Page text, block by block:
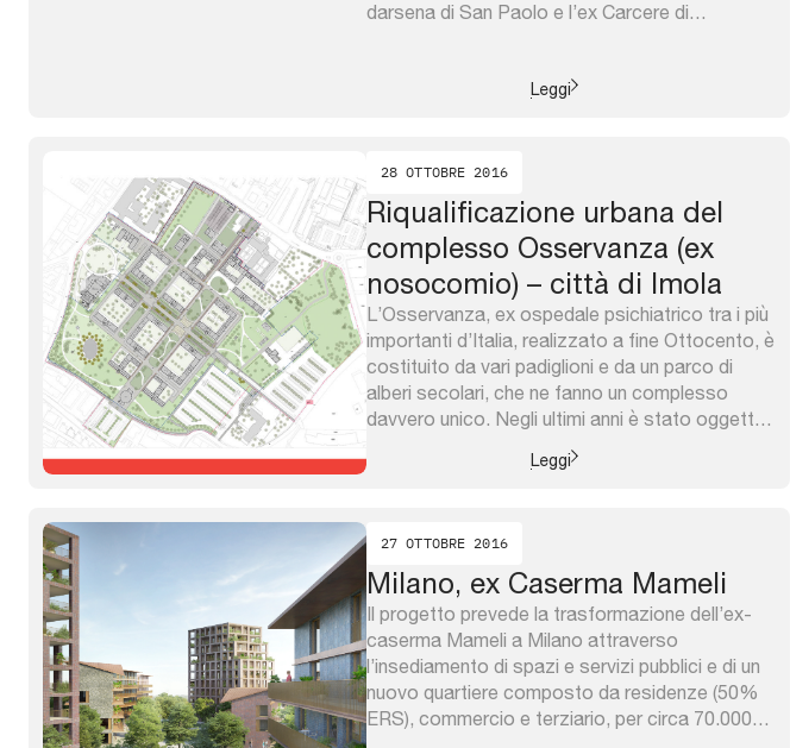
darsena di San Paolo e l’ex Carcere di
le relative connessioni al sistema delle piazze
Leggi
28 OTTOBRE 2016
Riqualificazione urbana del
complesso Osservanza (ex
nosocomio) – città di Imola
L’Osservanza, ex ospedale psichiatrico tra i più
importanti d’Italia, realizzato a fine Ottocento, è
costituito da vari padiglioni e da un parco di
alberi secolari, che ne fanno un complesso
davvero unico. Negli ultimi anni è stato oggetto
di un progetto di riqualificazione urbana, in parte
finanziato dalla Regione Emilia-Romagna. I
Leggi
27 OTTOBRE 2016
Milano, ex Caserma Mameli
Il progetto prevede la trasformazione dell’ex-
caserma Mameli a Milano attraverso
l’insediamento di spazi e servizi pubblici e di un
nuovo quartiere composto da residenze (50%
ERS), commercio e terziario, per circa 70.000